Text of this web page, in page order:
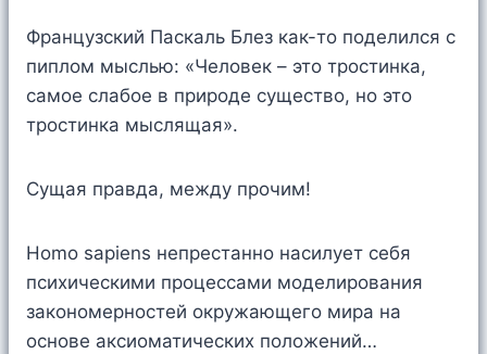
Французский Паскаль Блез как-то поделился с
пиплом мыслью: «Человек – это тростинка,
самое слабое в природе существо, но это
тростинка мыслящая».
Сущая правда, между прочим!
Homo sapiens непрестанно насилует себя
психическими процессами моделирования
закономерностей окружающего мира на
основе аксиоматических положений…